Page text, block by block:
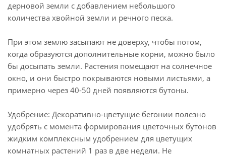
дерновой земли с добавлением небольшого
количества хвойной земли и речного песка.
При этом землю засыпают не доверху, чтобы потом,
когда образуются дополнительные корни, можно было
бы досыпать земли. Растения помещают на солнечное
окно, и они быстро покрываются новыми листьями, а
примерно через 40-50 дней появляются бутоны.
Удобрение: Декоративно-цветущие бегонии полезно
удобрять с момента формирования цветочных бутонов
жидким комплексным удобрением для цветущих
комнатных растений 1 раз в две недели. Не